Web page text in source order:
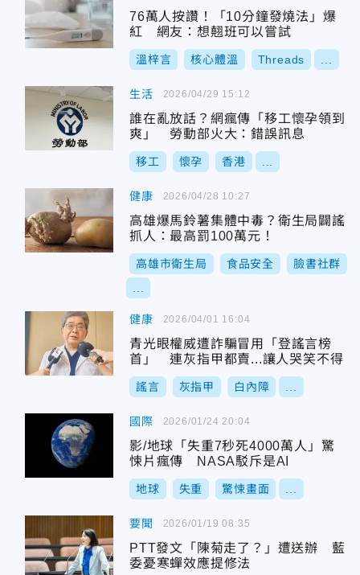
76萬人按讚！「10分鐘發燒法」爆
紅 網友：想翹班可以嘗試
溫梓言 核心體溫 Threads
生活
誰在亂放話？網瘋傳「移工懷孕領到
爽」 勞動部火大：錯誤訊息
移工 懷孕 香港
2026/04/29 15:12
健康
高雄爆馬鈴薯集體中毒？衛生局闢謠
抓人：最高罰100萬元！
高雄市衛生局 食品安全 臉書社群
2026/04/28 10:27
健康
青光眼權威遭詐騙冒用「登謠言榜
首」 連灰指甲都賣...讓人哭笑不得
謠言 灰指甲 白內障
2026/04/01 16:04
國際
影/地球「失重7秒死4000萬人」驚
悚片瘋傳 NASA駁斥是AI
地球 失重 驚悚畫面
2026/01/24 20:04
要聞
PTT發文「陳菊走了？」遭送辦 藍
委憂寒蟬效應提修法
2026/01/19 08:35